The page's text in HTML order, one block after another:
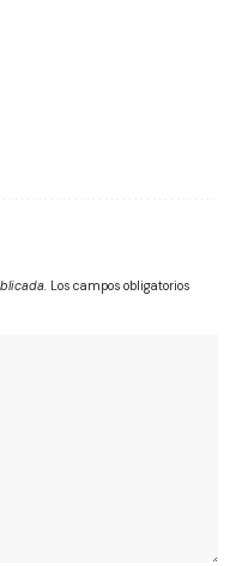
Los campos obligatorios